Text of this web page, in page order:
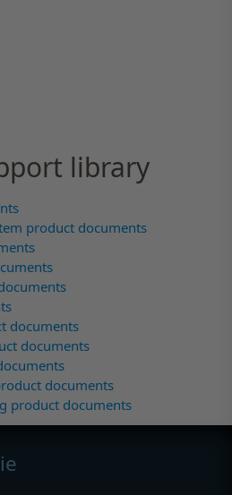
library
product documents
documents
documents
documents
product documents